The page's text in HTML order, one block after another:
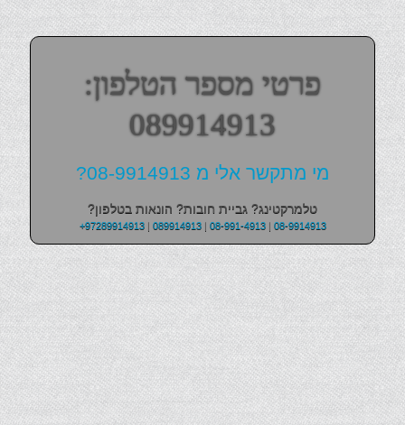
פרטי מספר הטלפון:
089914913
מי מתקשר אלי מ 08-9914913?
טלמרקטינג? גביית חובות? הונאות בטלפון?
+97289914913| 089914913| 08-991-4913| 08-9914913